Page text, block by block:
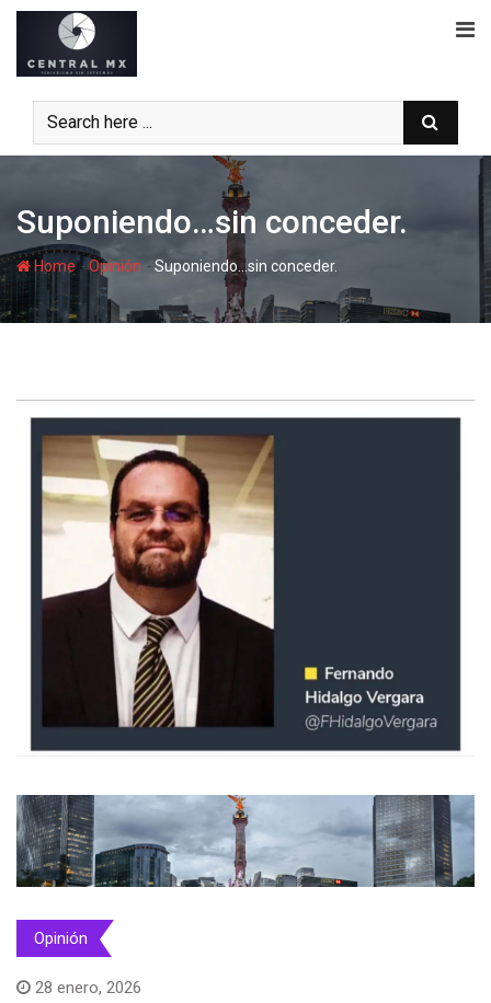
Skip
content
Suponiendo…sin conceder.
Home-Opinión -Suponiendo…sin conceder.
Opinión
28 enero, 2026